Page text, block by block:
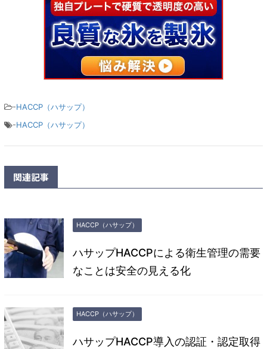
-HACCP（ハサップ）
-HACCP（ハサップ）
関連記事
HACCP（ハサップ）
ハサップHACCPによる衛生管理の需要
なことは安全の見える化
HACCP（ハサップ）
ハサップHACCP導入の認証・認定取得